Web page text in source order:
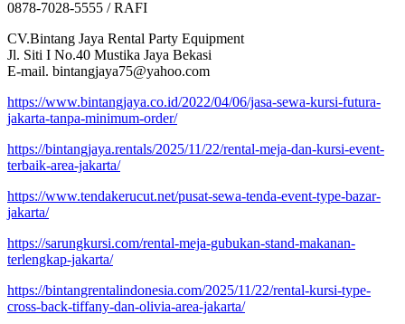
0878-7028-5555 / RAFI
CV.Bintang Jaya Rental Party Equipment
Jl. Siti I No.40 Mustika Jaya Bekasi
E-mail. bintangjaya75@yahoo.com
https://www.bintangjaya.co.id/2022/04/06/jasa-sewa-kursi-futura-
jakarta-tanpa-minimum-order/
https://bintangjaya.rentals/2025/11/22/rental-meja-dan-kursi-event-
terbaik-area-jakarta/
https://www.tendakerucut.net/pusat-sewa-tenda-event-type-bazar-
jakarta/
https://sarungkursi.com/rental-meja-gubukan-stand-makanan-
terlengkap-jakarta/
https://bintangrentalindonesia.com/2025/11/22/rental-kursi-type-
cross-back-tiffany-dan-olivia-area-jakarta/